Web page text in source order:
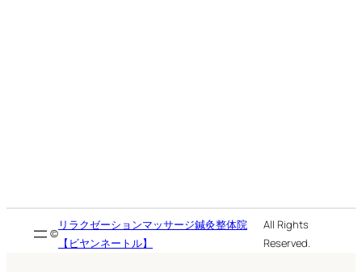
©
リラクゼーションマッサージ鍼灸整体院
【ビヤンネートル】
All Rights
Reserved.